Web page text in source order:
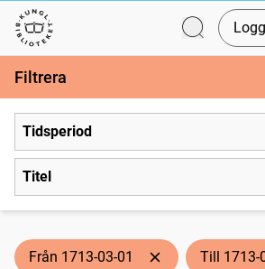
Svenska tidningar
Filtrera
Tidsperiod
Titel
Från 1713-03-01 Till 1713-